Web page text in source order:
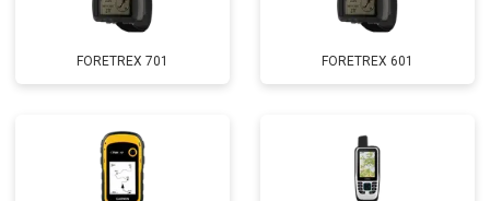
FORETREX 701 FORETREX 601